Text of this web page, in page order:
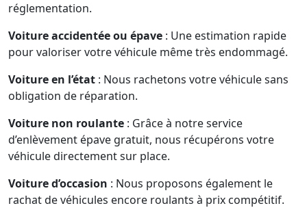
réglementation.
Voiture accidentée ou épave : Une estimation rapide
pour valoriser votre véhicule même très endommagé.
Voiture en l’état : Nous rachetons votre véhicule sans
obligation de réparation.
Voiture non roulante : Grâce à notre service
d’enlèvement épave gratuit, nous récupérons votre
véhicule directement sur place.
Voiture d’occasion : Nous proposons également le
rachat de véhicules encore roulants à prix compétitif.